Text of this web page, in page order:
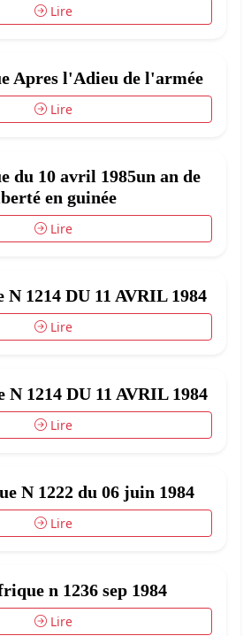
Lire
Apres l'Adieu de l'armée
Lire
du 10 avril 1985un an de
en guinée
Lire
N 1214 DU 11 AVRIL 1984
Lire
N 1214 DU 11 AVRIL 1984
Lire
N 1222 du 06 juin 1984
Lire
n 1236 sep 1984
Lire